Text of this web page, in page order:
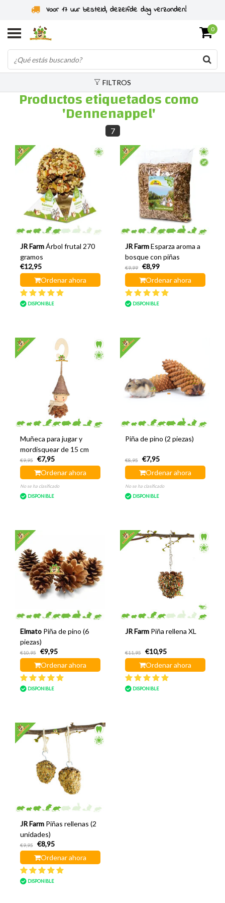
Voor 17 uur besteld, dezelfde dag verzonden!
0
FILTROS
Productos etiquetados como
'Dennenappel'
7
JR Farm Árbol frutal 270
gramos
€12,95
Ordenar ahora
DISPONIBLE
JR Farm Esparza aroma a
bosque con piñas
€9,99
€8,99
Ordenar ahora
DISPONIBLE
Muñeca para jugar y
mordisquear de 15 cm
€9,95
€7,95
Ordenar ahora
No se ha clasificado
DISPONIBLE
Piña de pino (2 piezas)
€8,95
€7,95
Ordenar ahora
No se ha clasificado
DISPONIBLE
Elmato Piña de pino (6
piezas)
€10,95
€9,95
Ordenar ahora
DISPONIBLE
JR Farm Piña rellena XL
€11,95
€10,95
Ordenar ahora
DISPONIBLE
JR Farm Piñas rellenas (2
unidades)
€9,95
€8,95
Ordenar ahora
DISPONIBLE